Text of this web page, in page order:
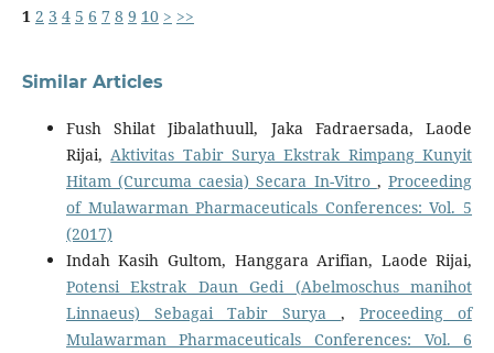
1 2 3 4 5 6 7 8 9 10 > >>
Similar Articles
Fush Shilat Jibalathuull, Jaka Fadraersada, Laode
Rijai, Aktivitas Tabir Surya Ekstrak Rimpang Kunyit
Hitam (Curcuma caesia) Secara In-Vitro ,Proceeding
of Mulawarman Pharmaceuticals Conferences: Vol. 5
(2017)
Indah Kasih Gultom, Hanggara Arifian, Laode Rijai,
Potensi Ekstrak Daun Gedi (Abelmoschus manihot
Linnaeus) Sebagai Tabir Surya,Proceeding of
Mulawarman Pharmaceuticals Conferences: Vol. 6